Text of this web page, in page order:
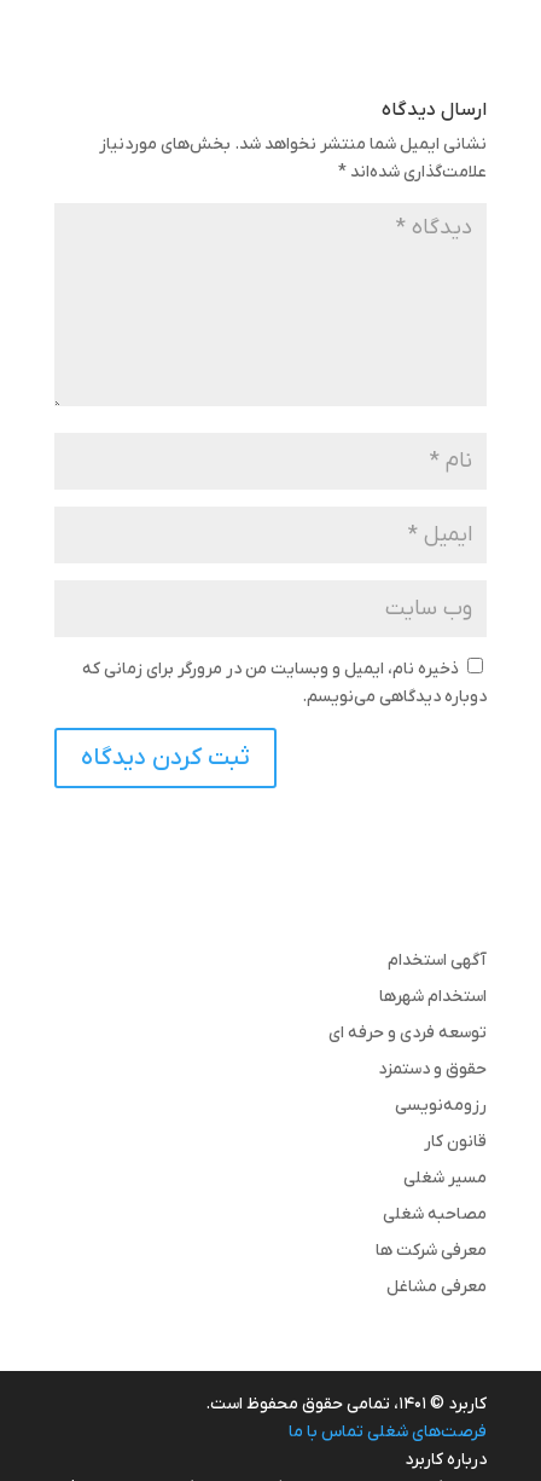
ارسال دیدگاه
نشانی ایمیل شما منتشر نخواهد شد. بخش‌های موردنیاز
علامت‌گذاری شده‌اند *
ذخیره نام، ایمیل و وبسایت من در مرورگر برای زمانی که
دوباره دیدگاهی می‌نویسم.
آگهی استخدام
استخدام شهرها
توسعه فردی و حرفه ای
حقوق و دستمزد
رزومه‌نویسی
قانون کار
مسیر شغلی
مصاحبه شغلی
معرفی شرکت ها
معرفی مشاغل
کاربرد © ۱۴۰۱، تمامی حقوق محفوظ است.
فرصت‌های شغلی تماس با ما
درباره کاربرد